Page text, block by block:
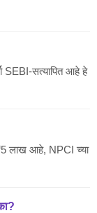
SEBI-सत्यापित आहे हे
₹5 लाख आहे, NPCI च्या